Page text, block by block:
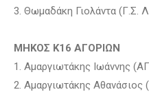
3. Θωμαδάκη Γιολάντα (Γ.Σ.
ΜΗΚΟΣ Κ16 ΑΓΟΡΙΩΝ
1. Αμαργιωτάκης Ιωάννης
2. Αμαργιωτάκης